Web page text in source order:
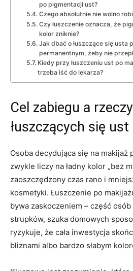
po pigmentacji ust?
Czego absolutnie nie wolno
Czy łuszczenie oznacza, że
kolor zniknie?
Jak dbać o łuszczące się usta
permanentnym, żeby nie
Kiedy przy łuszczeniu ust po
trzeba iść do lekarza?
Cel zabiegu a
łuszczących się ust
Osoba decydująca się na makijaż
zwykle liczy na ładny kolor „bez
zaoszczędzony czas rano i
kosmetyki. Łuszczenie po
bywa zaskoczeniem – część
strupków, szuka domowych
ryzykuje, że cała inwestycja
bliznami albo bardzo słabym